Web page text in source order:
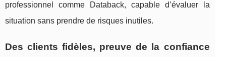
professionnel comme Databack, capable d’évaluer la
situation sans prendre de risques inutiles.
Des clients fidèles, preuve de la confiance